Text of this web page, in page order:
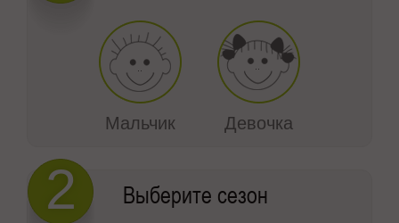
Мальчик Девочка
Выберите сезон
2